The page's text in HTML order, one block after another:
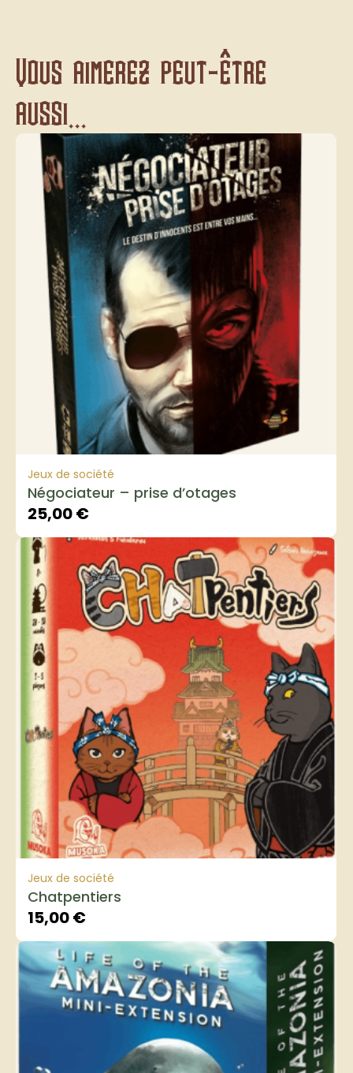
Vous aimerez peut-être
aussi...
Jeux de société
Négociateur – prise d’otages
25,00€
Jeux de société
Chatpentiers
15,00€